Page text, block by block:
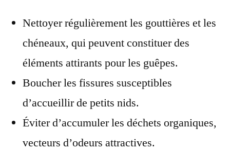
Nettoyer régulièrement les gouttières et les
chéneaux, qui peuvent constituer des
éléments attirants pour les guêpes.
Boucher les fissures susceptibles
d’accueillir de petits nids.
Éviter d’accumuler les déchets organiques,
vecteurs d’odeurs attractives.